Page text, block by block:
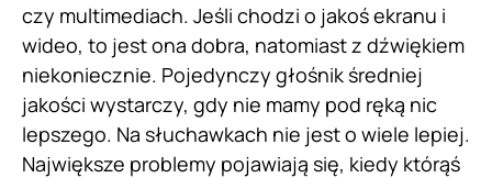
czy multimediach. Jeśli chodzi o jakoś ekranu i
wideo, to jest ona dobra, natomiast z dźwiękiem
niekoniecznie. Pojedynczy głośnik średniej
jakości wystarczy, gdy nie mamy pod ręką nic
lepszego. Na słuchawkach nie jest o wiele lepiej.
Największe problemy pojawiają się, kiedy którąś